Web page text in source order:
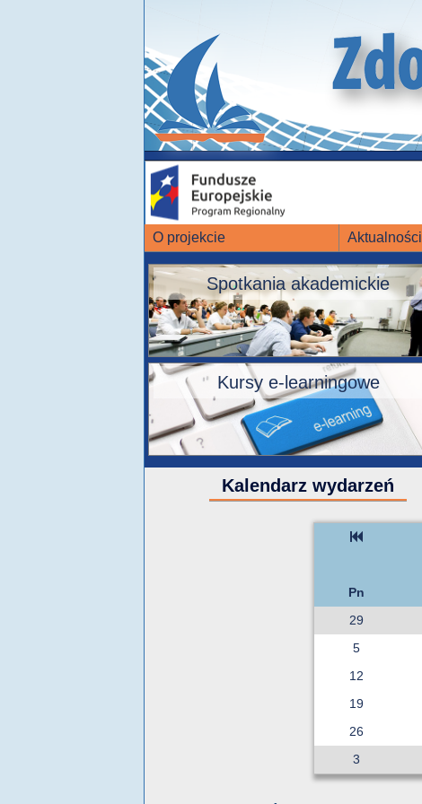
O projekcie Aktualności
Spotkania akademickie
Kursy e-learningowe
Kalendarz wydarzeń
Pn
29
5
12
19
26
3